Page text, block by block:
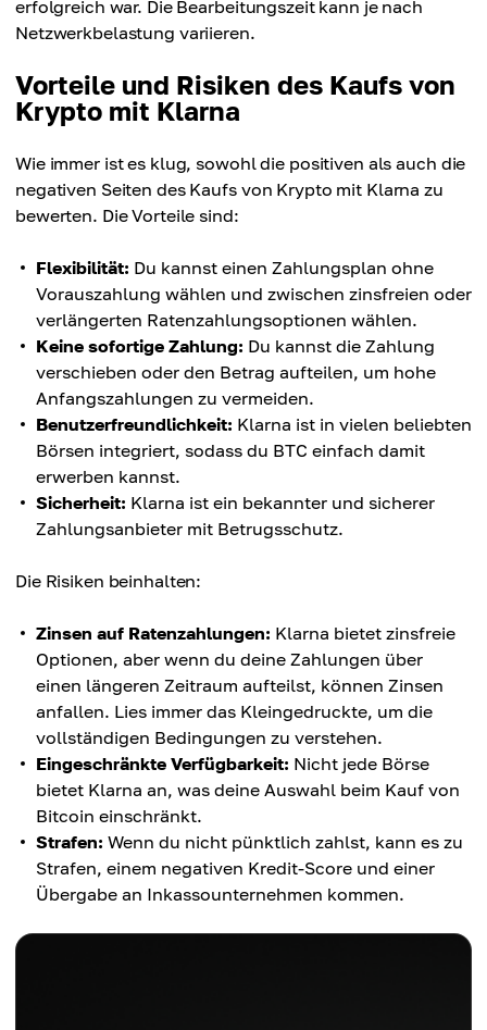
erfolgreich war. Die Bearbeitungszeit kann je nach
Netzwerkbelastung variieren.
Vorteile und Risiken des Kaufs von
Krypto mit Klarna
Wie immer ist es klug, sowohl die positiven als auch die
negativen Seiten des Kaufs von Krypto mit Klarna zu
bewerten. Die Vorteile sind:
Flexibilität: Du kannst einen Zahlungsplan ohne
Vorauszahlung wählen und zwischen zinsfreien oder
verlängerten Ratenzahlungsoptionen wählen.
Keine sofortige Zahlung: Du kannst die Zahlung
verschieben oder den Betrag aufteilen, um hohe
Anfangszahlungen zu vermeiden.
Benutzerfreundlichkeit: Klarna ist in vielen beliebten
Börsen integriert, sodass du BTC einfach damit
erwerben kannst.
Sicherheit: Klarna ist ein bekannter und sicherer
Zahlungsanbieter mit Betrugsschutz.
Die Risiken beinhalten:
Zinsen auf Ratenzahlungen: Klarna bietet zinsfreie
Optionen, aber wenn du deine Zahlungen über
einen längeren Zeitraum aufteilst, können Zinsen
anfallen. Lies immer das Kleingedruckte, um die
vollständigen Bedingungen zu verstehen.
Eingeschränkte Verfügbarkeit: Nicht jede Börse
bietet Klarna an, was deine Auswahl beim Kauf von
Bitcoin einschränkt.
Strafen: Wenn du nicht pünktlich zahlst, kann es zu
Strafen, einem negativen Kredit-Score und einer
Übergabe an Inkassounternehmen kommen.